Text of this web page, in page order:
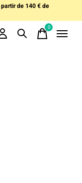
de 140 € de
0items